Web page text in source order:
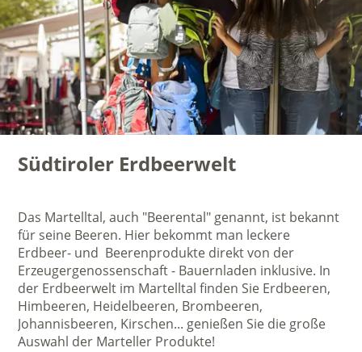
Südtiroler Erdbeerwelt
Das Martelltal, auch "Beerental" genannt, ist bekannt
für seine Beeren. Hier bekommt man leckere
Erdbeer- und Beerenprodukte direkt von der
Erzeugergenossenschaft - Bauernladen inklusive. In
der Erdbeerwelt im Martelltal finden Sie Erdbeeren,
Himbeeren, Heidelbeeren, Brombeeren,
Johannisbeeren, Kirschen... genießen Sie die große
Auswahl der Marteller Produkte!